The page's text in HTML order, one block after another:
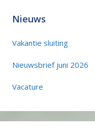
Nieuws
Vakantie sluiting
Nieuwsbrief juni 2026
Vacature